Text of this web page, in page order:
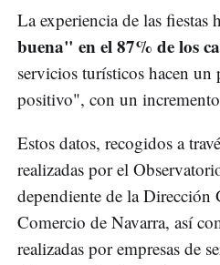
La experiencia de las fiestas
buena" en el 87% de los
servicios turísticos hacen
positivo", con un
Estos datos, recogidos a
realizadas por el
dependiente de la Dirección
Comercio de Navarra, así
realizadas por empresas de